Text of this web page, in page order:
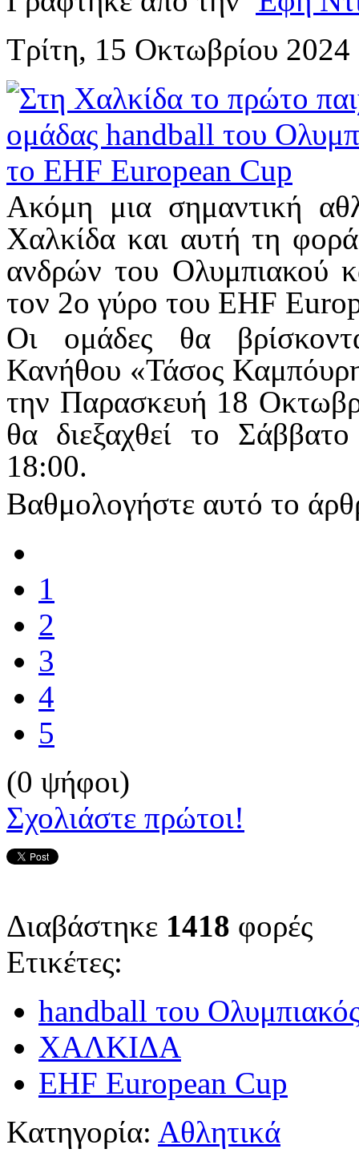
Τρίτη, 15 Οκτωβρίου
Ακόμη μια σημαντική
Χαλκίδα και αυτή τη
ανδρών του Ολυμπιακού
τον 2ο γύρο του EHF
Οι ομάδες θα
Κανήθου «Τάσος
την Παρασκευή 18
θα διεξαχθεί το
18:00.
Βαθμολογήστε αυτό το
1
2
3
4
5
(0 ψήφοι)
Σχολιάστε πρώτοι!
Διαβάστηκε 1418 φορές
Ετικέτες:
handball του
ΧΑΛΚΙΔΑ
EHF European Cup
Κατηγορία: Αθλητικά